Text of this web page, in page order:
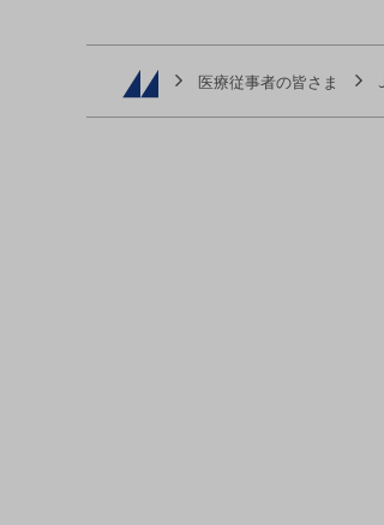
医療従事者の皆さま